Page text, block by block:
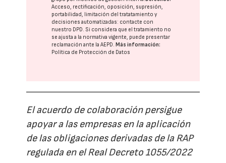
Acceso, rectificación, oposición, supresión,
portabilidad, limitación del tratatamiento y
decisiones automatizadas: contacte con
nuestro DPD. Si considera que el tratamiento no
se ajusta a la normativa vigente, puede presentar
reclamación ante laAEPD. Más información:
Política de Protección de Datos
El acuerdo de colaboración persigue
apoyar a las empresas en la aplicación
de las obligaciones derivadas de la RAP
regulada en el Real Decreto 1055/2022